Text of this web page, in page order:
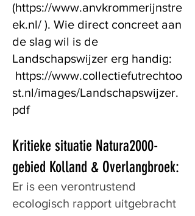
(https://www.anvkrommerijnstre
ek.nl/ ). Wie direct concreet aan
de slag wil is de
Landschapswijzer erg handig:
https://www.collectiefutrechtoo
st.nl/images/Landschapswijzer.
pdf
Kritieke situatie Natura2000-
gebied Kolland & Overlangbroek:
Er is een verontrustend
ecologisch rapport uitgebracht